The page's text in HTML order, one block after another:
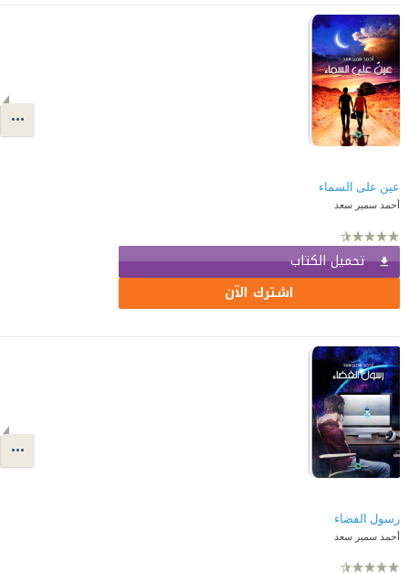
عين على السماء
أحمد سمير سعد
تحميل الكتاب
اشترك الآن
رسول الفضاء
أحمد سمير سعد